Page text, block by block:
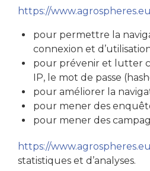
https://
pour permettre la
connexion et
pour prévenir et lutter
IP, le mot de passe
pour améliorer la
pour mener des
pour mener des
https://
statistiques et d’analyses.